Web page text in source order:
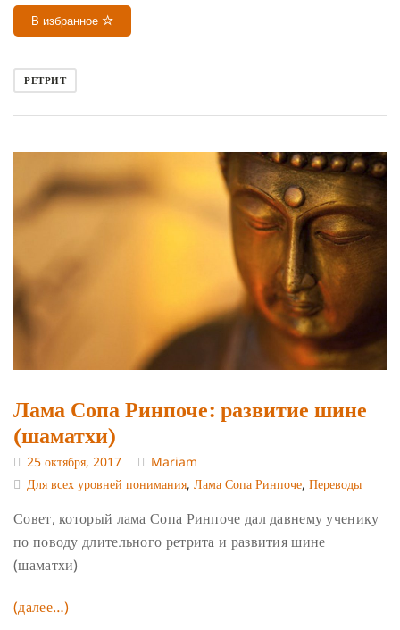
В избранное
РЕТРИТ
Лама Сопа Ринпоче: развитие шине
(шаматхи)
25 октября, 2017
Mariam
Для всех уровней понимания, Лама Сопа Ринпоче, Переводы
Совет, который лама Сопа Ринпоче дал давнему ученику
по поводу длительного ретрита и развития шине
(шаматхи)
(далее…)